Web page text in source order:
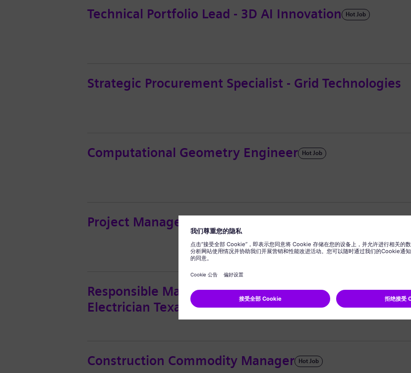
Technical Portfolio Lead - 3D AI Innovation Hot Job
Strategic Procurement Specialist - Grid Technologies
Computational Geometry Engineer Hot Job
Project Manager – Steam Turbine and Generators
Responsible Managing Officer – SEGSC Master
Electrician Texas Master Electrician
Construction Commodity Manager Hot Job